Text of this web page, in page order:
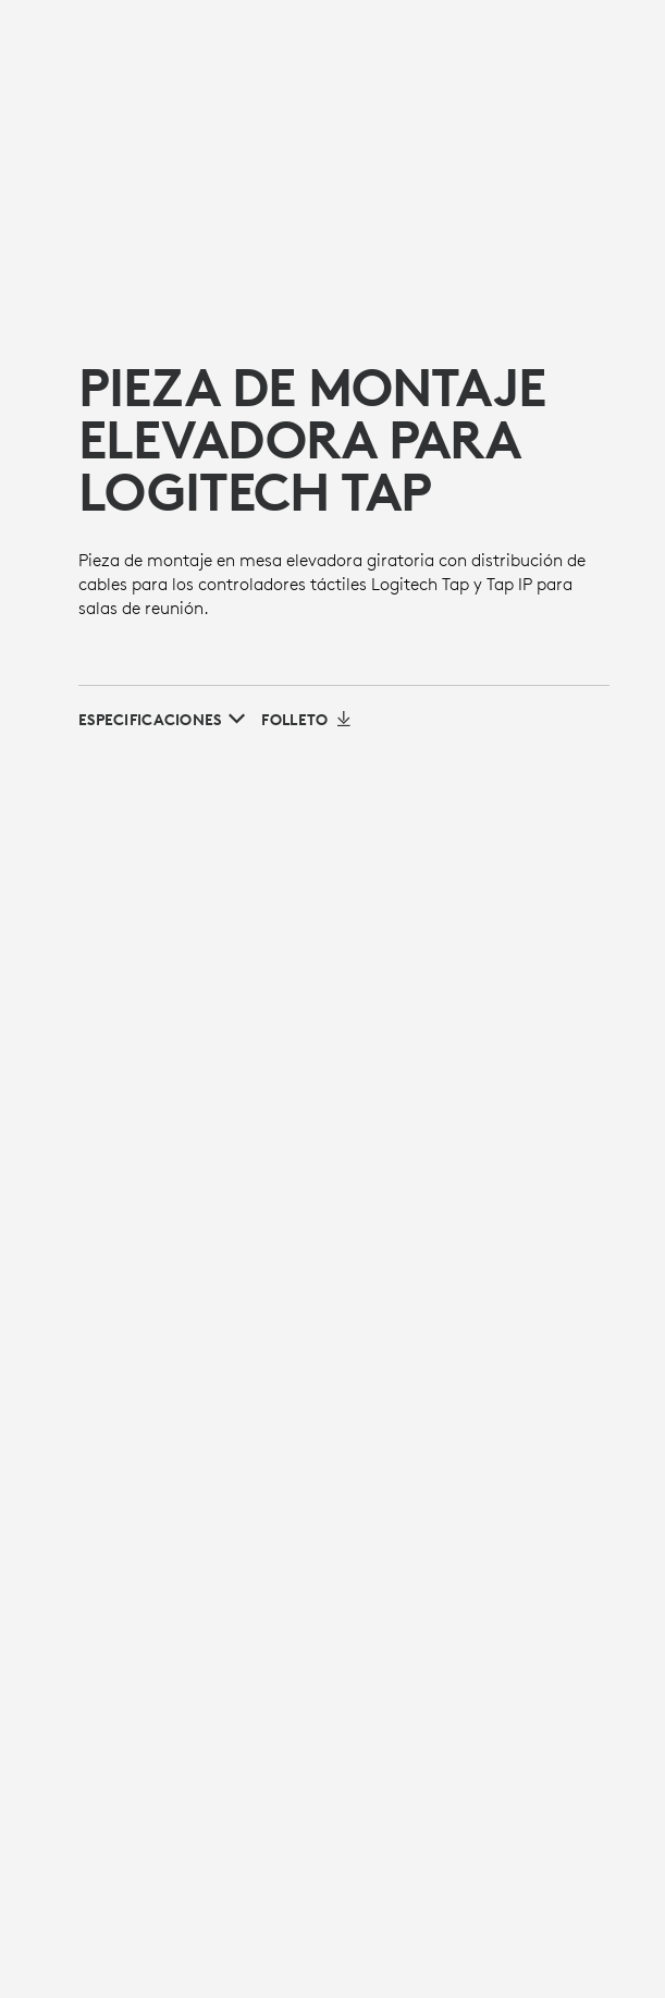
PIEZA DE MONTAJE
ELEVADORA PARA
LOGITECH TAP
Pieza de montaje en mesa elevadora giratoria con distribución de
cables para los controladores táctiles Logitech Tap y Tap IP para
salas de reunión.
ESPECIFICACIONES FOLLETO